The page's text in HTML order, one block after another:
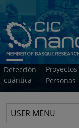
Detección
cuántica
Proyectos
Personas
USER MENU